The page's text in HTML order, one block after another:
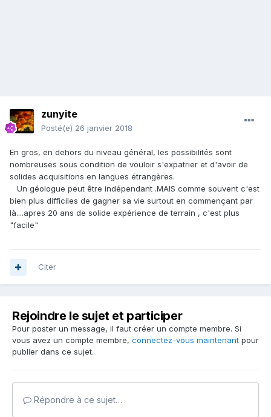
zunyite
Posté(e) 26 janvier 2018
En gros, en dehors du niveau général, les possibilités sont
nombreuses sous condition de vouloir s'expatrier et d'avoir de
solides acquisitions en langues étrangères.
Un géologue peut être indépendant .MAIS comme souvent c'est
bien plus difficiles de gagner sa vie surtout en commençant par
là....apres 20 ans de solide expérience de terrain , c'est plus
"facile"
Citer
Rejoindre le sujet et participer
Pour poster un message, il faut créer un compte membre. Si
vous avez un compte membre, connectez-vous maintenant pour
publier dans ce sujet.
Répondre à ce sujet…